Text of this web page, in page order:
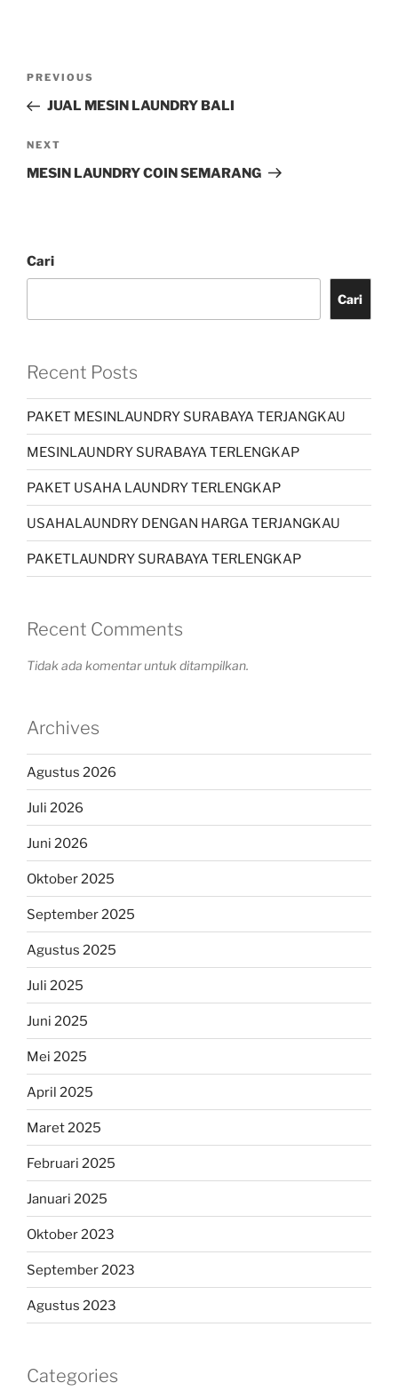
PREVIOUS
JUAL MESIN LAUNDRY BALI
NEXT
MESIN LAUNDRY COIN SEMARANG
Cari
Cari
Recent Posts
PAKET MESINLAUNDRY SURABAYA TERJANGKAU
MESINLAUNDRY SURABAYA TERLENGKAP
PAKET USAHA LAUNDRY TERLENGKAP
USAHALAUNDRY DENGAN HARGA TERJANGKAU
PAKETLAUNDRY SURABAYA TERLENGKAP
Recent Comments
Tidak ada komentar untuk ditampilkan.
Archives
Agustus 2026
Juli 2026
Juni 2026
Oktober 2025
September 2025
Agustus 2025
Juli 2025
Juni 2025
Mei 2025
April 2025
Maret 2025
Februari 2025
Januari 2025
Oktober 2023
September 2023
Agustus 2023
Categories